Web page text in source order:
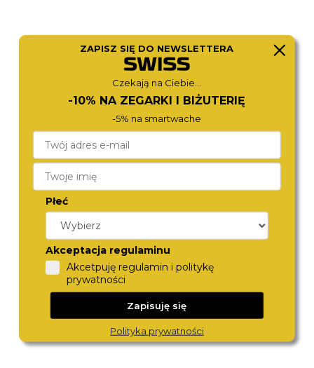
512833 41 45 20 NY4058-79LC
ZAPISZ SIĘ DO NEWSLETTERA
Czekają na Ciebie...
-10% NA ZEGARKI I BIŻUTERIĘ
-5% na smartwache
Płeć
Akceptacja regulaminu
Akcetpuję regulamin i politykę
prywatności
Zapisuję się
Polityka prywatności